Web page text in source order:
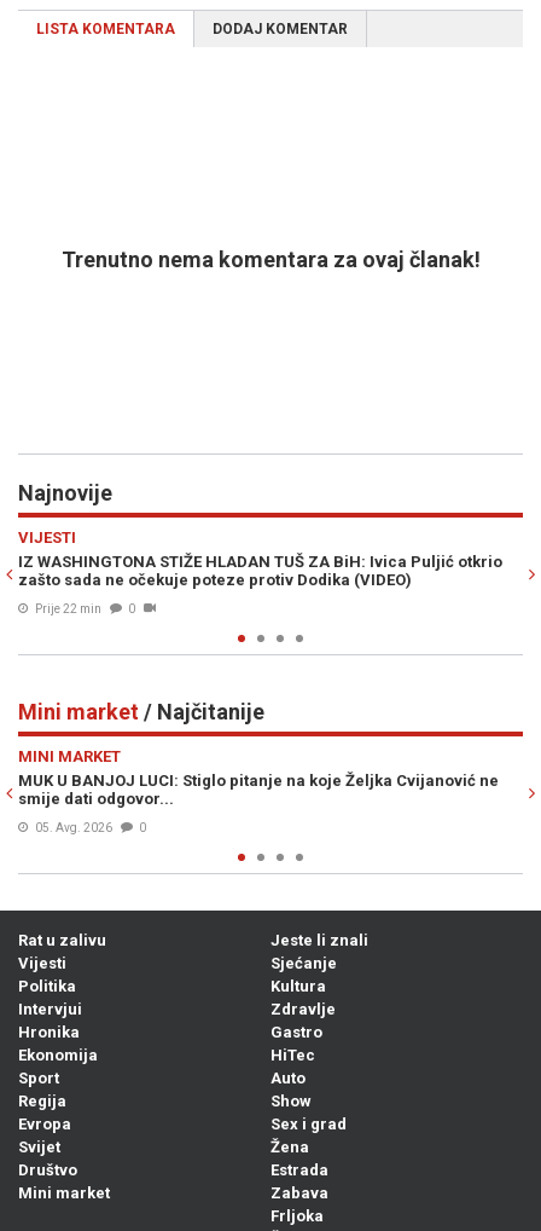
LISTA KOMENTARA DODAJ KOMENTAR
Trenutno nema komentara za ovaj članak!
Najnovije
Puljić otkrio
UPALIO SE ALARM: Supruga Sergeja Trifunovića
sakoa u Zari
Mini market/ Najčitanije
Cvijanović ne
ŠOK VIJEST KOJA JE UZDRMALA SRBIJU: Vučićev
zvao se Ante
Rat u zalivu
Vijesti
Politika
Intervjui
Hronika
Ekonomija
Sport
Regija
Evropa
Svijet
Društvo
Mini market
Jeste li znali
Sjećanje
Kultura
Zdravlje
Gastro
HiTec
Auto
Show
Sex i grad
Žena
Estrada
Zabava
Frljoka